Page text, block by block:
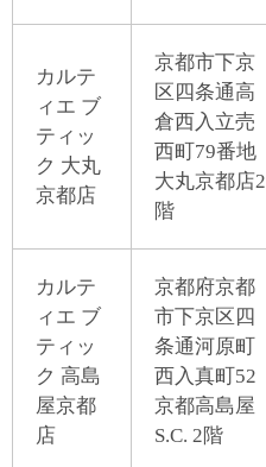
カルテ
ィエ ブ
ティッ
ク 大丸
京都店
京都市下京
区四条通高
倉西入立売
西町79番地
大丸京都店2
階
カルテ
ィエ ブ
ティッ
ク 高島
屋京都
店
京都府京都
市下京区四
条通河原町
西入真町52
京都高島屋
S.C. 2階